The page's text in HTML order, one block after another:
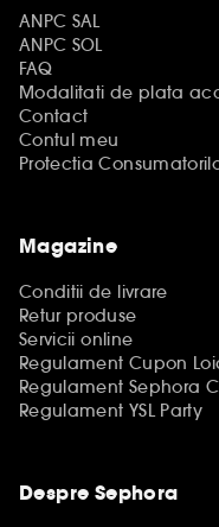
ANPC SAL
ANPC SOL
FAQ
Modalitati de plata
Contact
Contul meu
Protectia
Magazine
Conditii de livrare
Retur produse
Servicii online
Regulament Cupon
Regulament Sephora
Regulament YSL Party
Despre Sephora